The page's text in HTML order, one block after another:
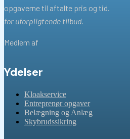
opgaverne til aftalte
for uforpligtende tilbud.
Medlem af
Ydelser
Kloakservice
Entreprenør opgaver
Belægning og Anlæg
Skybrudssikring